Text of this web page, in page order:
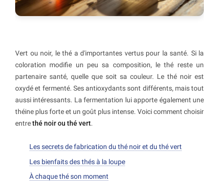
Vert ou noir, le thé a d'importantes vertus pour la santé. Si la
coloration modifie un peu sa composition, le thé reste un
partenaire santé, quelle que soit sa couleur. Le thé noir est
oxydé et fermenté. Ses antioxydants sont différents, mais tout
aussi intéressants. La fermentation lui apporte également une
théine plus forte et un goût plus intense. Voici comment choisir
entrethé noir ou thé vert.
Les secrets de fabrication du thé noir et du thé vert
Les bienfaits des thés à la loupe
À chaque thé son moment